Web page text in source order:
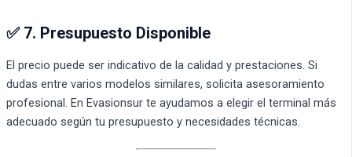
✅ 7. Presupuesto Disponible
El precio puede ser indicativo de la calidad y prestaciones. Si
dudas entre varios modelos similares, solicita asesoramiento
profesional. En Evasionsur te ayudamos a elegir el terminal más
adecuado según tu presupuesto y necesidades técnicas.